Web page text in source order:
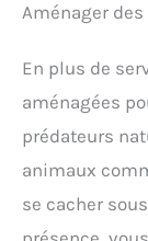
Aménager
En plus de
aménagées
prédateurs
animaux
se cacher